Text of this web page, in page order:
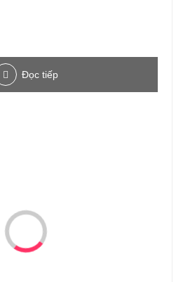
Đọc tiếp